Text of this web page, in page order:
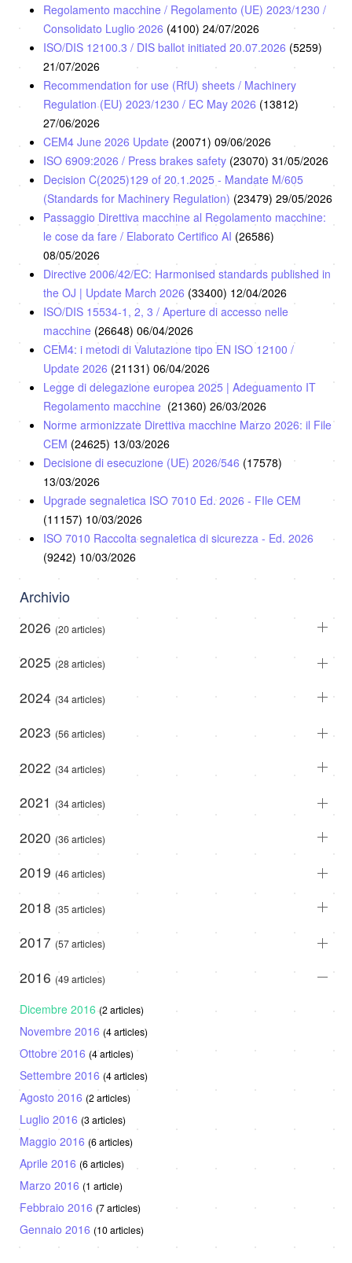
Regolamento macchine / Regolamento (UE) 2023/1230 /
Consolidato Luglio 2026 (4100) 24/07/2026
ISO/DIS 12100.3 / DIS ballot initiated 20.07.2026 (5259)
21/07/2026
Recommendation for use (RfU) sheets / Machinery
Regulation (EU) 2023/1230 / EC May 2026 (13812)
27/06/2026
CEM4 June 2026 Update (20071) 09/06/2026
ISO 6909:2026 / Press brakes safety (23070) 31/05/2026
Decision C(2025)129 of 20.1.2025 - Mandate M/605
(Standards for Machinery Regulation) (23479) 29/05/2026
Passaggio Direttiva macchine al Regolamento macchine:
le cose da fare / Elaborato Certifico AI (26586)
08/05/2026
Directive 2006/42/EC: Harmonised standards published in
the OJ | Update March 2026 (33400) 12/04/2026
ISO/DIS 15534-1, 2, 3 / Aperture di accesso nelle
macchine (26648) 06/04/2026
CEM4: i metodi di Valutazione tipo EN ISO 12100 /
Update 2026 (21131) 06/04/2026
Legge di delegazione europea 2025 | Adeguamento IT
Regolamento macchine (21360) 26/03/2026
Norme armonizzate Direttiva macchine Marzo 2026: il File
CEM (24625) 13/03/2026
Decisione di esecuzione (UE) 2026/546 (17578)
13/03/2026
Upgrade segnaletica ISO 7010 Ed. 2026 - FIle CEM
(11157) 10/03/2026
ISO 7010 Raccolta segnaletica di sicurezza - Ed. 2026
(9242) 10/03/2026
Archivio
2026 (20 articles)
2025 (28 articles)
2024 (34 articles)
2023 (56 articles)
2022 (34 articles)
2021 (34 articles)
2020 (36 articles)
2019 (46 articles)
2018 (35 articles)
2017 (57 articles)
2016 (49 articles)
Dicembre 2016 (2 articles)
Novembre 2016 (4 articles)
Ottobre 2016 (4 articles)
Settembre 2016 (4 articles)
Agosto 2016 (2 articles)
Luglio 2016 (3 articles)
Maggio 2016 (6 articles)
Aprile 2016 (6 articles)
Marzo 2016 (1 article)
Febbraio 2016 (7 articles)
Gennaio 2016 (10 articles)